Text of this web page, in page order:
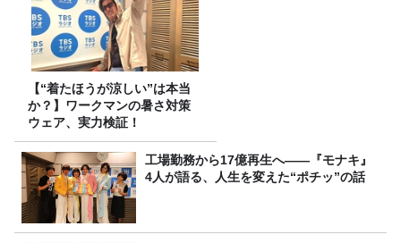
【“着たほうが涼しい”は本当
か？】ワークマンの暑さ対策
ウェア、実力検証！
工場勤務から17億再生へ——『モナキ』
4人が語る、人生を変えた“ポチッ”の話